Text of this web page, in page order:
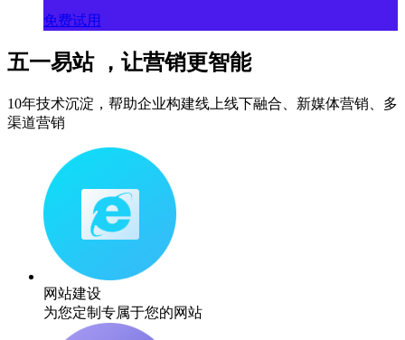
免费试用
五一易站 ，让营销更智能
10年技术沉淀，帮助企业构建线上线下融合、新媒体营销、多
渠道营销
网站建设
为您定制专属于您的网站